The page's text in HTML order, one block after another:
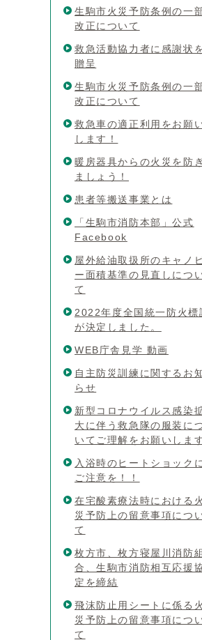
生駒市火災予防条例の一
改正について
救急活動協力者に感謝状
贈呈
生駒市火災予防条例の一
改正について
救急車の適正利用をお願
します！
暖房器具からの火災を防
ましょう！
患者等搬送事業とは
「生駒市消防本部」公式
Facebook
屋外給油取扱所のキャノ
ー面積基準の見直しにつ
て
2022年度全国統一防火標
が決定しました。
WEB庁舎見学 動画
自主防災訓練に関するお
らせ
新型コロナウイルス感染
大に伴う救急隊の服装に
いてご理解をお願いしま
入浴時のヒートショックに
ご注意を！！
在宅酸素療法時における火
災予防上の留意事項につ
て
枚方市、枚方寝屋川消防組
合、生駒市消防相互応援
定を締結
飛沫防止用シートに係る火
災予防上の留意事項につ
て